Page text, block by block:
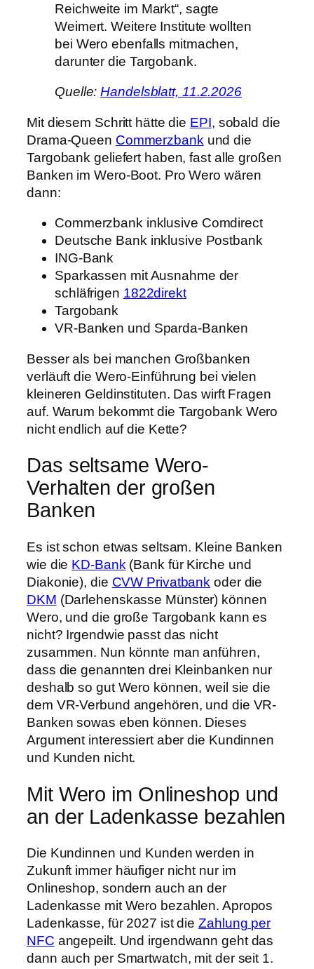
Reichweite im Markt“, sagte
Weimert. Weitere Institute wollten
bei Wero ebenfalls mitmachen,
darunter die Targobank.
Quelle:Handelsblatt, 11.2.2026
Mit diesem Schritt hätte die EPI, sobald die
Drama-Queen Commerzbank und die
Targobank geliefert haben, fast alle großen
Banken im Wero-Boot. Pro Wero wären
dann:
Commerzbank inklusive Comdirect
Deutsche Bank inklusive Postbank
ING-Bank
Sparkassen mit Ausnahme der
schläfrigen 1822direkt
Targobank
VR-Banken und Sparda-Banken
Besser als bei manchen Großbanken
verläuft die Wero-Einführung bei vielen
kleineren Geldinstituten. Das wirft Fragen
auf. Warum bekommt die Targobank Wero
nicht endlich auf die Kette?
Das seltsame Wero-
Verhalten der großen
Banken
Es ist schon etwas seltsam. Kleine Banken
wie die KD-Bank (Bank für Kirche und
Diakonie), die CVW Privatbank oder die
DKM (Darlehenskasse Münster) können
Wero, und die große Targobank kann es
nicht? Irgendwie passt das nicht
zusammen. Nun könnte man anführen,
dass die genannten drei Kleinbanken nur
deshalb so gut Wero können, weil sie die
dem VR-Verbund angehören, und die VR-
Banken sowas eben können. Dieses
Argument interessiert aber die Kundinnen
und Kunden nicht.
Mit Wero im Onlineshop und
an der Ladenkasse bezahlen
Die Kundinnen und Kunden werden in
Zukunft immer häufiger nicht nur im
Onlineshop, sondern auch an der
Ladenkasse mit Wero bezahlen. Apropos
Ladenkasse, für 2027 ist dieZahlung per
NFC angepeilt. Und irgendwann geht das
dann auch per Smartwatch, mit der seit 1.